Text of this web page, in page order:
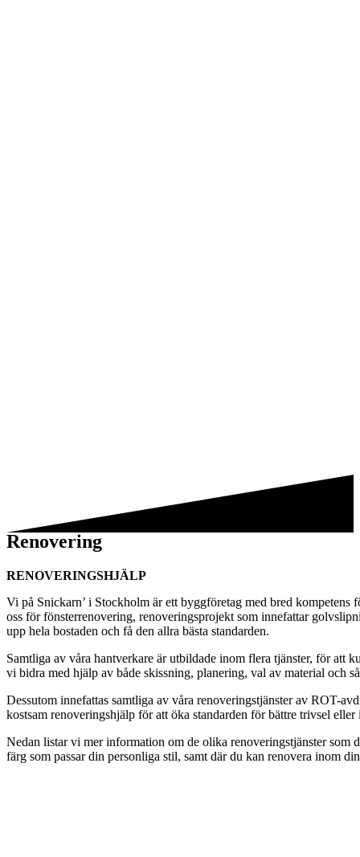
Renovering
RENOVERINGSHJÄLP
Vi på Snickarn’ i Stockholm är ett byggföretag med bred
oss för fönsterrenovering, renoveringsprojekt som innefattar
upp hela bostaden och få den allra bästa standarden.
Samtliga av våra hantverkare är utbildade inom flera tjänster, för att
vi bidra med hjälp av både skissning, planering, val av material och
Dessutom innefattas samtliga av våra renoveringstjänster av ROT-
kostsam renoveringshjälp för att öka standarden för bättre trivsel
Nedan listar vi mer information om de olika renoveringstjänster som
färg som passar din personliga stil, samt där du kan renovera inom